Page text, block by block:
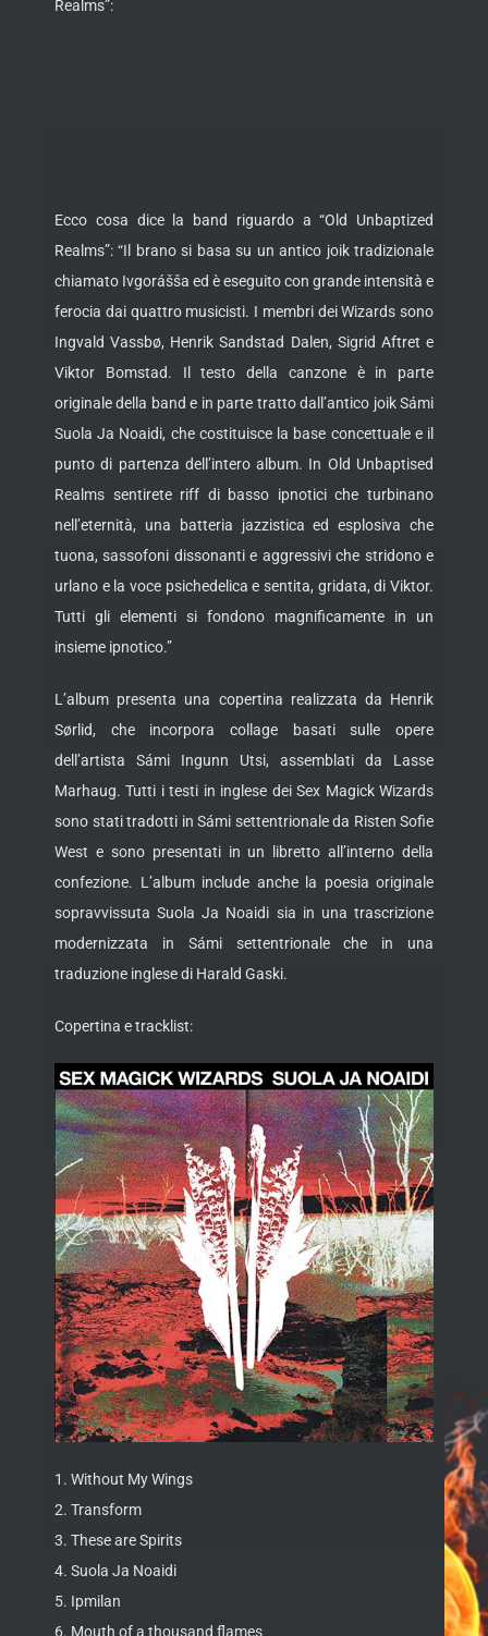
Realms”:
Ecco cosa dice la band riguardo a “Old Unbaptized
Realms”: “Il brano si basa su un antico joik tradizionale
chiamato Ivgorášša ed è eseguito con grande intensità e
ferocia dai quattro musicisti. I membri dei Wizards sono
Ingvald Vassbø, Henrik Sandstad Dalen, Sigrid Aftret e
Viktor Bomstad. Il testo della canzone è in parte
originale della band e in parte tratto dall’antico joik Sámi
Suola Ja Noaidi, che costituisce la base concettuale e il
punto di partenza dell’intero album. In Old Unbaptised
Realms sentirete riff di basso ipnotici che turbinano
nell’eternità, una batteria jazzistica ed esplosiva che
tuona, sassofoni dissonanti e aggressivi che stridono e
urlano e la voce psichedelica e sentita, gridata, di Viktor.
Tutti gli elementi si fondono magnificamente in un
insieme ipnotico.”
L’album presenta una copertina realizzata da Henrik
Sørlid, che incorpora collage basati sulle opere
dell’artista Sámi Ingunn Utsi, assemblati da Lasse
Marhaug. Tutti i testi in inglese dei Sex Magick Wizards
sono stati tradotti in Sámi settentrionale da Risten Sofie
West e sono presentati in un libretto all’interno della
confezione. L’album include anche la poesia originale
sopravvissuta Suola Ja Noaidi sia in una trascrizione
modernizzata in Sámi settentrionale che in una
traduzione inglese di Harald Gaski.
Copertina e tracklist:
1. Without My Wings
2. Transform
3. These are Spirits
4. Suola Ja Noaidi
5. Ipmilan
6. Mouth of a thousand flames